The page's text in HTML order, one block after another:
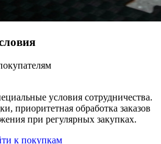
условия сотрудничества.
приоритетная обработка заказов
при регулярных закупках.
к покупкам